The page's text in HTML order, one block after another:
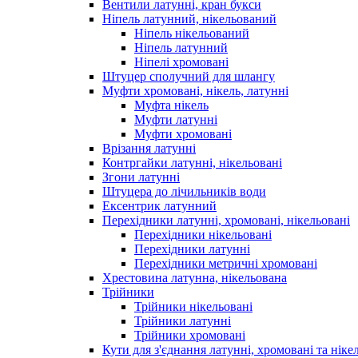
Вентили латунні, кран букси
Ніпель латунний, нікельований
Ніпель нікельований
Ніпель латунний
Ніпелі хромовані
Штуцер сполучний для шлангу
Муфти хромовані, нікель, латунні
Муфта нікель
Муфти латунні
Муфти хромовані
Врізання латунні
Контргайки латунні, нікельовані
Згони латунні
Штуцера до лічильників води
Ексентрик латунний
Перехідники латунні, хромовані, нікельовані
Перехідники нікельовані
Перехідники латунні
Перехідники метричні хромовані
Хрестовина латунна, нікельована
Трійники
Трійники нікельовані
Трійники латунні
Трійники хромовані
Кути для з'єднання латунні, хромовані та